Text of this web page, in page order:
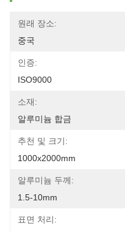
원래 장소:
중국
인증:
ISO9000
소재:
알루미늄 합금
추천 및 크기:
1000x2000mm
알루미늄 두께:
1.5-10mm
표면 처리: